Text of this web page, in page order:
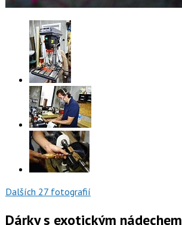
Dalších 27 fotografií
Dárky s exotickým nádechem